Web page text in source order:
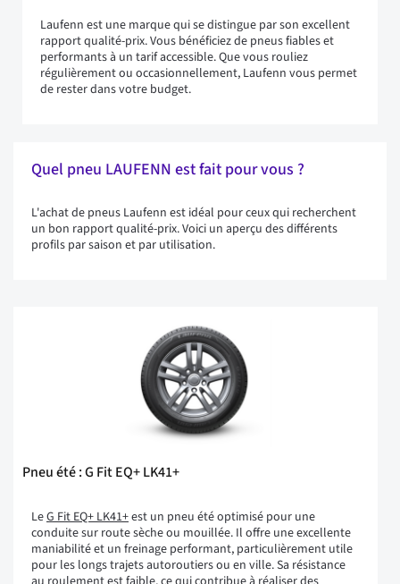
Laufenn est une marque qui se distingue par son excellent
rapport qualité-prix. Vous bénéficiez de pneus fiables et
performants à un tarif accessible. Que vous rouliez
régulièrement ou occasionnellement, Laufenn vous permet
de rester dans votre budget.
Quel pneu LAUFENN est fait pour vous ?
L'achat de pneus Laufenn est idéal pour ceux qui recherchent
un bon rapport qualité-prix. Voici un aperçu des différents
profils par saison et par utilisation.
Pneu été : G Fit EQ+ LK41+
LeG Fit EQ+ LK41+est un pneu été optimisé pour une
conduite sur route sèche ou mouillée. Il offre une excellente
maniabilité et un freinage performant, particulièrement utile
pour les longs trajets autoroutiers ou en ville. Sa résistance